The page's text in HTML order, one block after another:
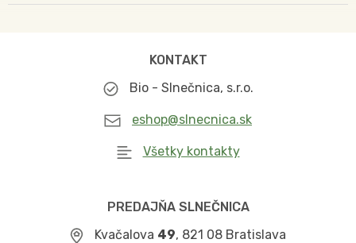
KONTAKT
Bio - Slnečnica, s.r.o.
eshop@slnecnica.sk
Všetky kontakty
PREDAJŇA SLNEČNICA
Kvačalova 49, 821 08 Bratislava